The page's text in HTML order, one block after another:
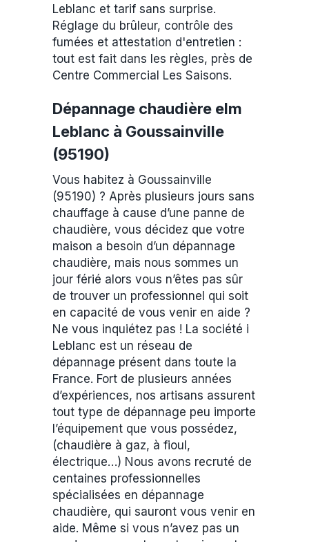
Leblanc et tarif sans surprise.
Réglage du brûleur, contrôle des
fumées et attestation d'entretien :
tout est fait dans les règles, près de
Centre Commercial Les Saisons.
Dépannage chaudière elm
Leblanc à Goussainville
(95190)
Vous habitez à Goussainville
(95190) ? Après plusieurs jours sans
chauffage à cause d’une panne de
chaudière, vous décidez que votre
maison a besoin d’un dépannage
chaudière, mais nous sommes un
jour férié alors vous n’êtes pas sûr
de trouver un professionnel qui soit
en capacité de vous venir en aide ?
Ne vous inquiétez pas ! La société i
Leblanc est un réseau de
dépannage présent dans toute la
France. Fort de plusieurs années
d’expériences, nos artisans assurent
tout type de dépannage peu importe
l’équipement que vous possédez,
(chaudière à gaz, à fioul,
électrique…) Nous avons recruté de
centaines professionnelles
spécialisées en dépannage
chaudière, qui sauront vous venir en
aide. Même si vous n’avez pas un